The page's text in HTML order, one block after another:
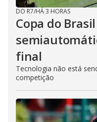
DO R7/HÁ 3 HORAS
Copa do
final
Tecnologia não está
competição